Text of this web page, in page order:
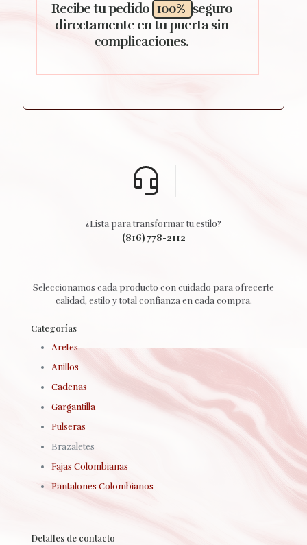
Recibe tu pedido 100% seguro
directamente en tu puerta sin
complicaciones.
(816) 778-2112
¿Lista para transformar tu estilo?
Seleccionamos cada producto con cuidado para ofrecerte
calidad, estilo y total confianza en cada compra.
Categorías
Aretes
Anillos
Cadenas
Gargantilla
Pulseras
Brazaletes
Fajas Colombianas
Pantalones Colombianos
Detalles de contacto